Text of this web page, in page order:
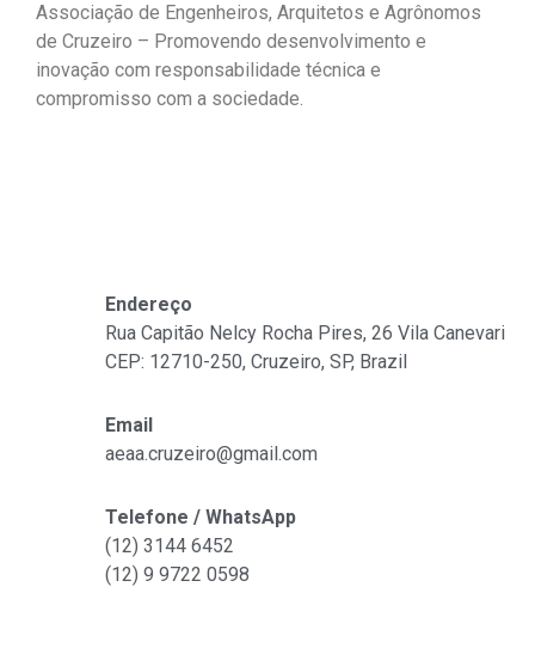
Associação de Engenheiros, Arquitetos e Agrônomos
de Cruzeiro – Promovendo desenvolvimento e
inovação com responsabilidade técnica e
compromisso com a sociedade.
Endereço
Rua Capitão Nelcy Rocha Pires, 26 Vila Canevari
CEP: 12710-250, Cruzeiro, SP, Brazil
Email
aeaa.cruzeiro@gmail.com
Telefone / WhatsApp
(12) 3144 6452
(12) 9 9722 0598